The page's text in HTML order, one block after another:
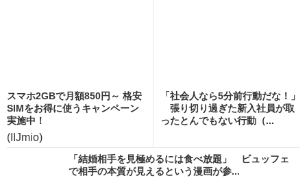
スマホ2GBで月額850円～ 格安
SIMをお得に使うキャンペーン
実施中！
(IIJmio)
「社会人なら5分前行動だな！」
張り切り過ぎた新入社員が取
ったとんでもない行動（...
「結婚相手を見極めるには食べ放題」 ビュッフェ
で相手の本質が見えるという漫画が参...